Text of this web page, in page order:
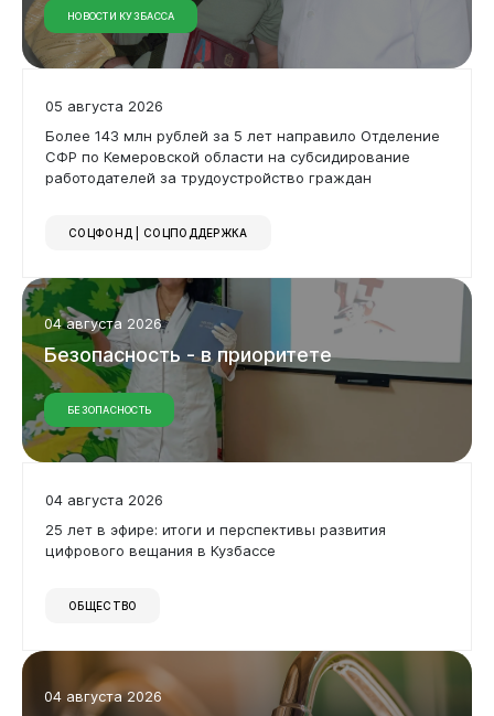
НОВОСТИ КУЗБАССА
05 августа 2026
Более 143 млн рублей за 5 лет направило Отделение
СФР по Кемеровской области на субсидирование
работодателей за трудоустройство граждан
СОЦФОНД | СОЦПОДДЕРЖКА
04 августа 2026
Безопасность -вприоритете
БЕЗОПАСНОСТЬ
04 августа 2026
25 лет в эфире: итоги и перспективы развития
цифрового вещания в Кузбассе
ОБЩЕСТВО
04 августа 2026